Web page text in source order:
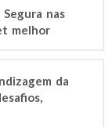
nas
melhor
da